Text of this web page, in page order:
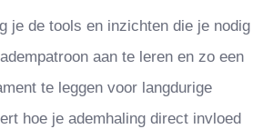
je de tools en inzichten die je nodig
aan te leren en zo een
te leggen voor langdurige
hoe je ademhaling direct invloed